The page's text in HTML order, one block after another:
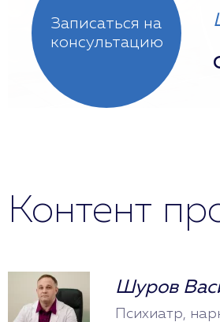
Записаться на
консультацию
Контент
Шуров
Психиатр,